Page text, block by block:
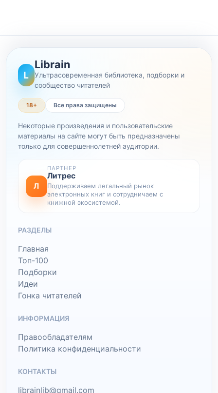
L
Librain
Ультрасовременная библиотека, подборки и
сообщество читателей
18+ Все права защищены
Некоторые произведения и пользовательские
материалы на сайте могут быть предназначены
только для совершеннолетней аудитории.
Л
ПАРТНЕР
Литрес
Поддерживаем легальный рынок
электронных книг и сотрудничаем с
книжной экосистемой.
РАЗДЕЛЫ
Главная
Топ-100
Подборки
Идеи
Гонка читателей
ИНФОРМАЦИЯ
Правообладателям
Политика конфиденциальности
КОНТАКТЫ
librainlib@gmail.com